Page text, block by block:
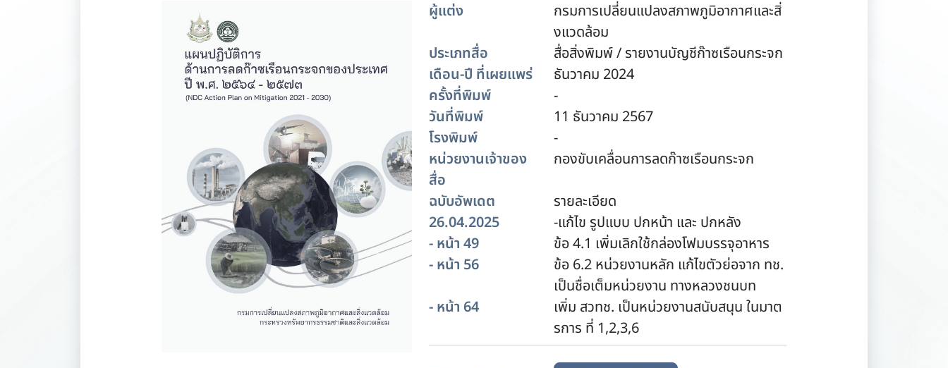
ผู้แต่ง
กรมการเปลี่ยนแปลงสภาพภูมิอากาศและสิ่
งแวดล้อม
ประเภทสื่อ
สื่อสิ่งพิมพ์ / รายงานบัญชีก๊าซเรือนกระจก
เดือน-ปี ที่เผยแพร่
ธันวาคม 2024
ครั้งที่พิมพ์
-
วันที่พิมพ์
11 ธันวาคม 2567
โรงพิมพ์
-
หน่วยงานเจ้าของ
สื่อ
กองขับเคลื่อนการลดก๊าซเรือนกระจก
ฉบับอัพเดต
รายละเอียด
26.04.2025
-แก้ไข รูปแบบ ปกหน้า และ ปกหลัง
- หน้า 49
ข้อ 4.1 เพิ่มเลิกใช้กล่องโฟมบรรจุอาหาร
- หน้า 56
ข้อ 6.2 หน่วยงานหลัก แก้ไขตัวย่อจาก ทช.
เป็นชื่อเต็มหน่วยงาน ทางหลวงชนบท
- หน้า 64
เพิ่ม สวทช. เป็นหน่วยงานสนับสนุน ในมาต
รการ ที่ 1,2,3,6